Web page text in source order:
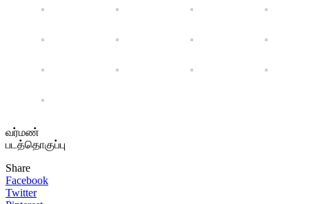
வர்மண்
படத்தொகுப்பு
Share
Facebook
Twitter